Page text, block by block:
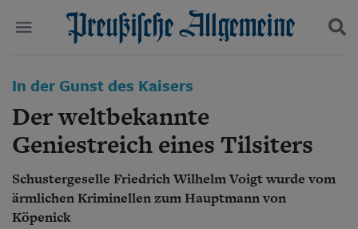
Politik
Wirtschaft
Panorama
Gesellschaft
Leben
Geschichte
Ostpreußen
Suchen und finden
In der Gunst des Kaisers
Der weltbekannte
Geniestreich eines Tilsiters
Schustergeselle Friedrich Wilhelm Voigt wurde vom
ärmlichen Kriminellen zum Hauptmann von
Köpenick